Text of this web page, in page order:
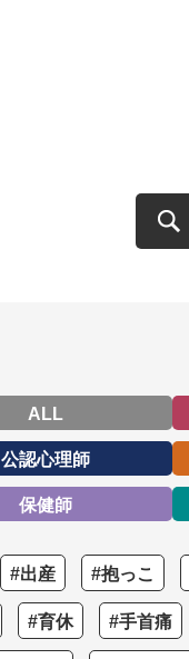
ALL
公認心理師
保健師
#出産 #抱っこ
#育休 #手首痛